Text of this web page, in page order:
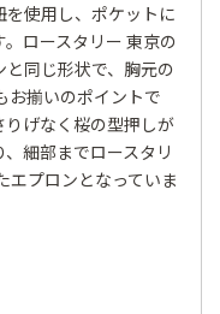
使用し、ポケットに
ロースタリー 東京の
同じ形状で、胸元の
お揃いのポイントで
りげなく桜の型押しが
細部までロースタリ
エプロンとなっていま